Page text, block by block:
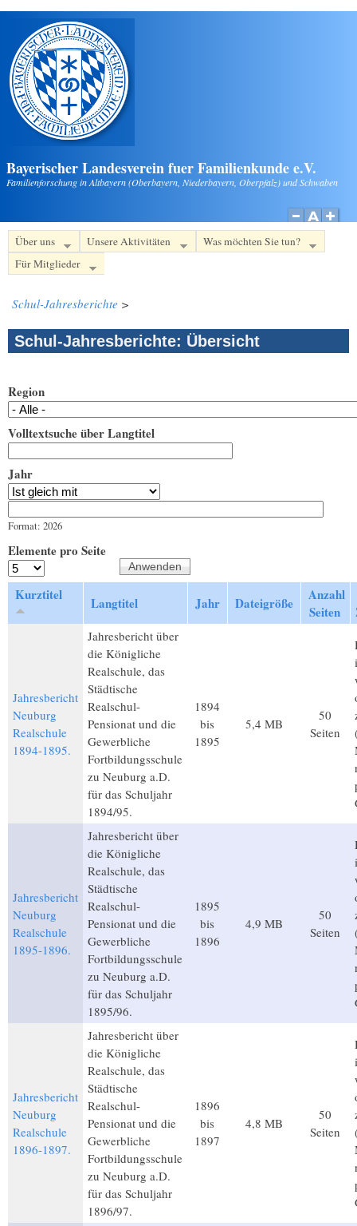
Direkt zum Inhalt
Bayerischer Landesverein fuer Familienkunde e.V.
Familienforschung in Altbayern (Oberbayern, Niederbayern, Oberpfalz) und Schwaben
Über uns Unsere Aktivitäten
Was möchten Sie tun?
Für Mitglieder
Schul-Jahresberichte >
Schul-Jahresberichte: Übersicht
Region
Volltextsuche über Langtitel
Jahr
Format: 2026
Elemente pro Seite
Kurztitel Langtitel Jahr Dateigröße
Anzahl
Seiten
Jahresbericht
Neuburg
Realschule
1894-1895.
Jahresbericht über
die Königliche
Realschule, das
Städtische
Realschul-
Pensionat und die
Gewerbliche
Fortbildungsschule
zu Neuburg a.D.
für das Schuljahr
1894/95.
1894
bis
1895
5,4 MB
50
Seiten
Jahresbericht
Neuburg
Realschule
1895-1896.
Jahresbericht über
die Königliche
Realschule, das
Städtische
Realschul-
Pensionat und die
Gewerbliche
Fortbildungsschule
zu Neuburg a.D.
für das Schuljahr
1895/96.
1895
bis
1896
4,9 MB
50
Seiten
Jahresbericht
Neuburg
Realschule
1896-1897.
Jahresbericht über
die Königliche
Realschule, das
Städtische
Realschul-
Pensionat und die
Gewerbliche
Fortbildungsschule
zu Neuburg a.D.
für das Schuljahr
1896/97.
1896
bis
1897
4,8 MB
50
Seiten